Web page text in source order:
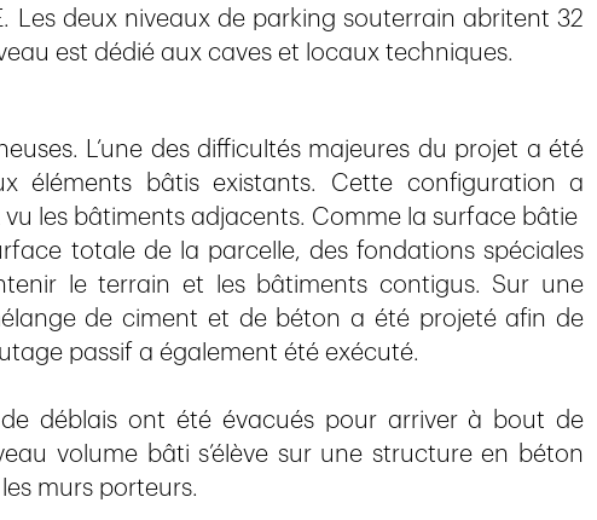
Les deux niveaux de parking souterrain abritent 32
est dédié aux caves et locaux techniques.
L’une des difficultés majeures du projet a été
éléments bâtis existants. Cette configuration a
les bâtiments adjacents. Comme la surface bâtie
totale de la parcelle, des fondations spéciales
le terrain et les bâtiments contigus. Sur une
de ciment et de béton a été projeté afin de
passif a également été exécuté.
déblais ont été évacués pour arriver à bout de
volume bâti s’élève sur une structure en béton
murs porteurs.